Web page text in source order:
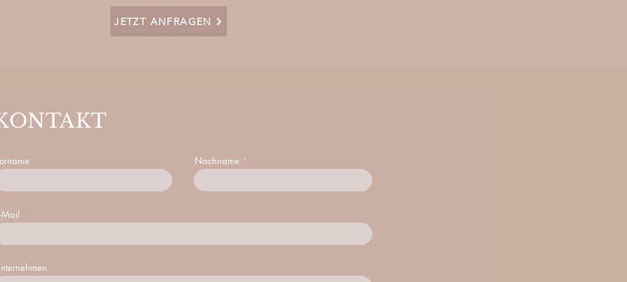
JETZT ANFRAGEN
Nachname
Mail